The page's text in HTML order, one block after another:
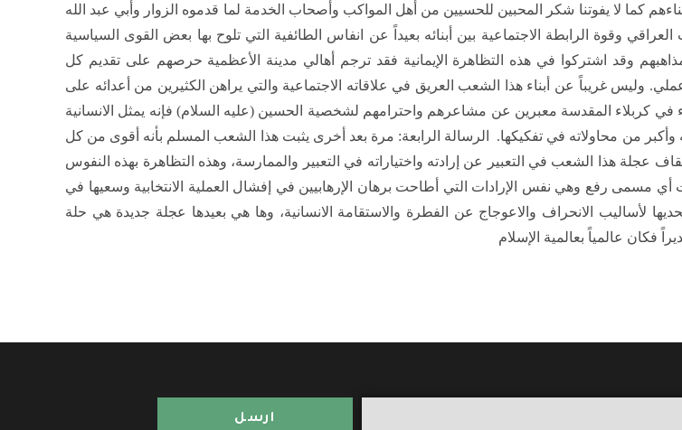
كما لا يفوتنا شكر المحبين للحسيين من أهل المواكب وأصحاب الخدمة لما قدموه الزوار وأبي عبد الله
وقوة الرابطة الاجتماعية بين أبنائه بعيداً عن انفاس الطائفية التي تلوح بها بعض القوى السياسية
وقد اشتركوا في هذه التظاهرة الإيمانية فقد ترجم أهالي مدينة الأعظمية حرصهم على تقديم كل
وليس غريباً عن أبناء هذا الشعب العريق في علاقاته الاجتماعية والتي يراهن الكثيرين من أعدائه على
كربلاء المقدسة معبرين عن مشاعرهم واحترامهم لشخصية الحسين (عليه السلام) فإنه يمثل الانسانية
من محاولاته في تفكيكها. الرسالة الرابعة: مرة بعد أخرى يثبت هذا الشعب المسلم بأنه أقوى من كل
عجلة هذا الشعب في التعبير عن إرادته واختياراته في التعبير والممارسة، وهذه التظاهرة بهذه النفوس
مسمى رفع وهي نفس الإرادات التي أطاحت برهان الإرهابيين في إفشال العملية الانتخابية وسعيها في
لأساليب الانحراف والاعوجاج عن الفطرة والاستقامة الانسانية، وها هي بعيدها عجلة جديدة هي حلة
فكان عالمياً بعالمية الإسلام
ارسل